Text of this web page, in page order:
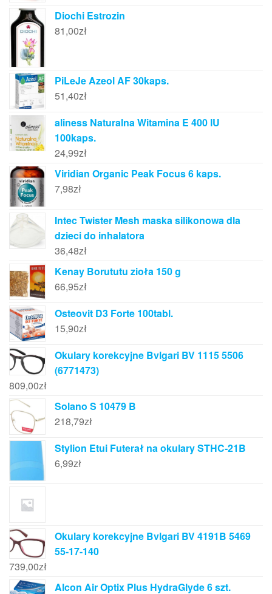
Diochi Estrozin
81,00zł
PiLeJe Azeol AF 30kaps.
51,40zł
aliness Naturalna Witamina E 400 IU
100kaps.
24,99zł
Viridian Organic Peak Focus 6 kaps.
7,98zł
Intec Twister Mesh maska silikonowa dla
dzieci do inhalatora
36,48zł
Kenay Borututu zioła 150 g
66,95zł
Osteovit D3 Forte 100tabl.
15,90zł
Okulary korekcyjne Bvlgari BV 1115 5506
(6771473)
809,00zł
Solano S 10479 B
218,79zł
Stylion Etui Futerał na okulary STHC-21B
6,99zł
Okulary korekcyjne Bvlgari BV 4191B 5469
55-17-140
739,00zł
Alcon Air Optix Plus HydraGlyde 6 szt.